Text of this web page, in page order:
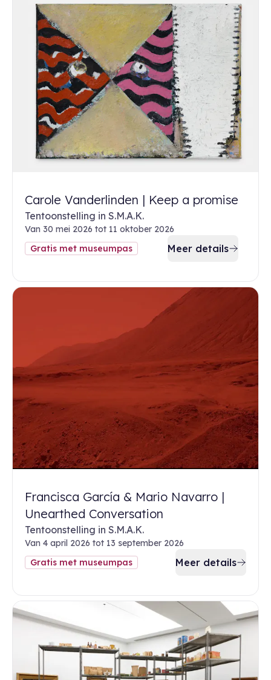
Carole Vanderlinden | Keep a promise
Tentoonstelling in S.M.A.K.
Van 30 mei 2026 tot 11 oktober 2026
Gratis met museumpas
Meer details
Francisca García & Mario Navarro |
Unearthed Conversation
Tentoonstelling in S.M.A.K.
Van 4 april 2026 tot 13 september 2026
Gratis met museumpas
Meer details